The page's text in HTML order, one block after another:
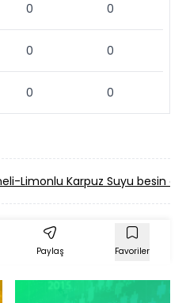
0 0
0 0
0 0
Limonlu Karpuz Suyu besin
Paylaş Favoriler